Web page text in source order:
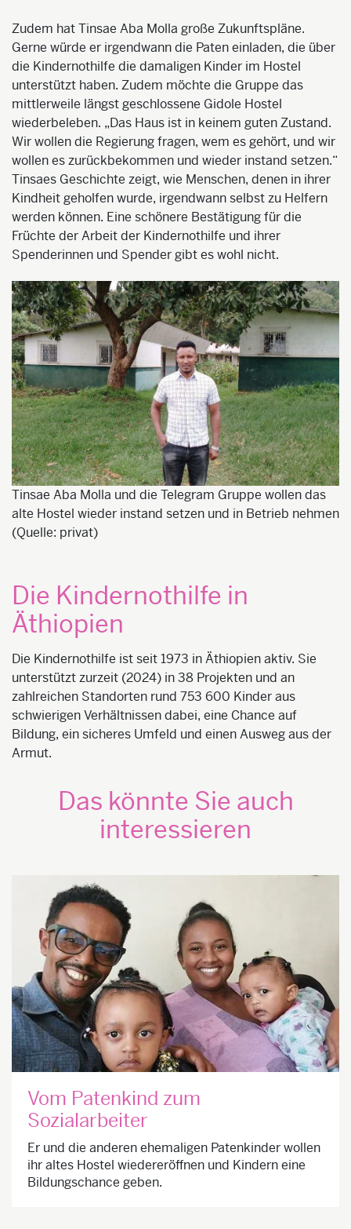
Zudem hat Tinsae Aba Molla große Zukunftspläne.
Gerne würde er irgendwann die Paten einladen, die über
die Kindernothilfe die damaligen Kinder im Hostel
unterstützt haben. Zudem möchte die Gruppe das
mittlerweile längst geschlossene Gidole Hostel
wiederbeleben. „Das Haus ist in keinem guten Zustand.
Wir wollen die Regierung fragen, wem es gehört, und wir
wollen es zurückbekommen und wieder instand setzen.“
Tinsaes Geschichte zeigt, wie Menschen, denen in ihrer
Kindheit geholfen wurde, irgendwann selbst zu Helfern
werden können. Eine schönere Bestätigung für die
Früchte der Arbeit der Kindernothilfe und ihrer
Spenderinnen und Spender gibt es wohl nicht.
Tinsae Aba Molla und die Telegram Gruppe wollen das
alte Hostel wieder instand setzen und in Betrieb nehmen
(Quelle: privat)
Die Kindernothilfe in
Äthiopien
Die Kindernothilfe ist seit 1973 in Äthiopien aktiv. Sie
unterstützt zurzeit (2024) in 38 Projekten und an
zahlreichen Standorten rund 753 600 Kinder aus
schwierigen Verhältnissen dabei, eine Chance auf
Bildung, ein sicheres Umfeld und einen Ausweg aus der
Armut.
Das könnte Sie auch
interessieren
Vom Patenkind zum
Sozialarbeiter
Er und die anderen ehemaligen Patenkinder wollen
ihr altes Hostel wiedereröffnen und Kindern eine
Bildungschance geben.